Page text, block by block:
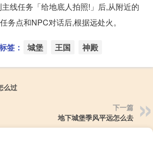
线任务「给地底人拍照!」后,从附近的
务点和NPC对话后,根据远处火。
签： 城堡 王国 神殿
么过
下一篇
地下城堡季风平远怎么去